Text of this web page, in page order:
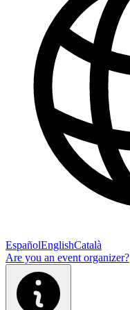
EspañolEnglishCatalà
Are you an event organizer?